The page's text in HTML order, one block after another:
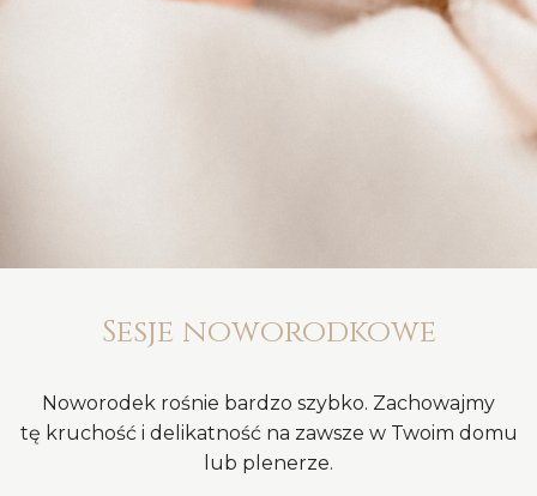
Sesje noworodkowe
Noworodek rośnie bardzo szybko. Zachowajmy
tę kruchość i delikatność na zawsze w Twoim domu
lub plenerze.